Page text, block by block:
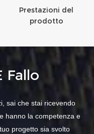
Prestazioni del
prodotto
Fallo
sai che stai ricevendo
hanno la competenza e
progetto sia svolto